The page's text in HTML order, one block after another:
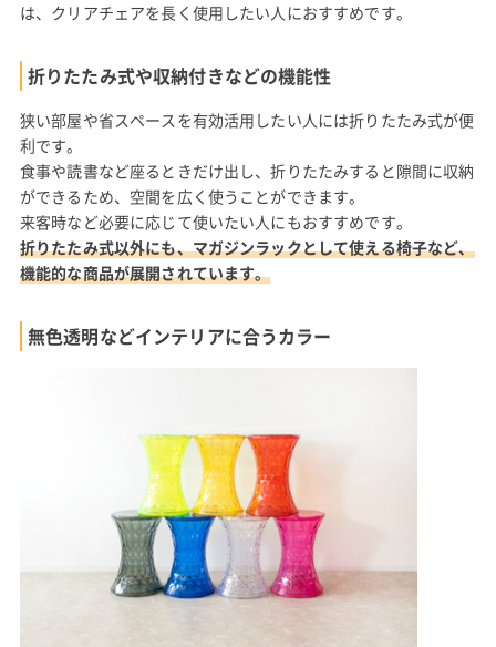
は、クリアチェアを長く使用したい人におすすめです。
折りたたみ式や収納付きなどの機能性
狭い部屋や省スペースを有効活用したい人には折りたたみ式が便
利です。
食事や読書など座るときだけ出し、折りたたみすると隙間に収納
ができるため、空間を広く使うことができます。
来客時など必要に応じて使いたい人にもおすすめです。
折りたたみ式以外にも、マガジンラックとして使える椅子など、
機能的な商品が展開されています。
無色透明などインテリアに合うカラー